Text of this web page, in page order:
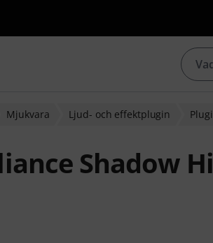
Mjukvara Ljud- och effektplugin
Shadow
5 stjärnor från 3 kundbetyg